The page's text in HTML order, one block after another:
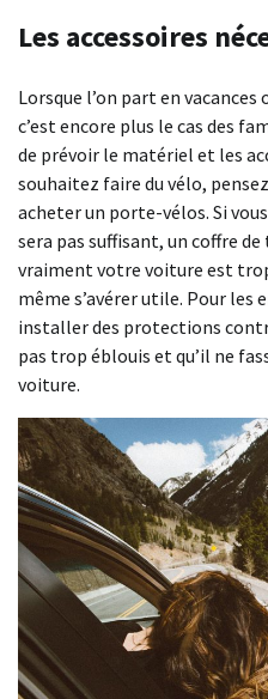
Les accessoires
Lorsque l’on part en
c’est encore plus le cas des
de prévoir le matériel et les
souhaitez faire du vélo,
acheter un porte-vélos. Si
sera pas suffisant, un coffre
vraiment votre voiture est
même s’avérer utile. Pour les
installer des protections
pas trop éblouis et qu’il ne
voiture.